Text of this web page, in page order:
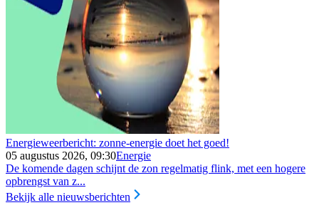
Energieweerbericht: zonne-energie doet het goed!
05 augustus 2026, 09:30Energie
De komende dagen schijnt de zon regelmatig flink, met een hogere
opbrengst van z...
Bekijk alle nieuwsberichten